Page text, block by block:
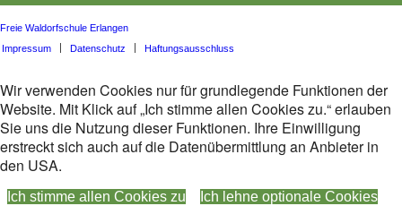
Freie Waldorfschule Erlangen
Impressum
Datenschutz Haftungsausschluss
Wir verwenden Cookies nur für grundlegende Funktionen der
Website. Mit Klick auf „Ich stimme allen Cookies zu.“ erlauben
Sie uns die Nutzung dieser Funktionen. Ihre Einwilligung
erstreckt sich auch auf die Datenübermittlung an Anbieter in
den USA.
Ich stimme allen Cookies zu
Ich lehne optionale Cookies